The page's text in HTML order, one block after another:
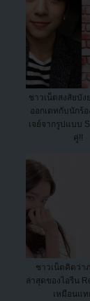
ชาวเน็ตสงสัยบัง
ออกเดทกับนักร้อ
เจย์จากรูปแบบ
คู่!!
ชาวเน็ตคิดว่า
ล่าสุดของไอรีน
เหมือนแ